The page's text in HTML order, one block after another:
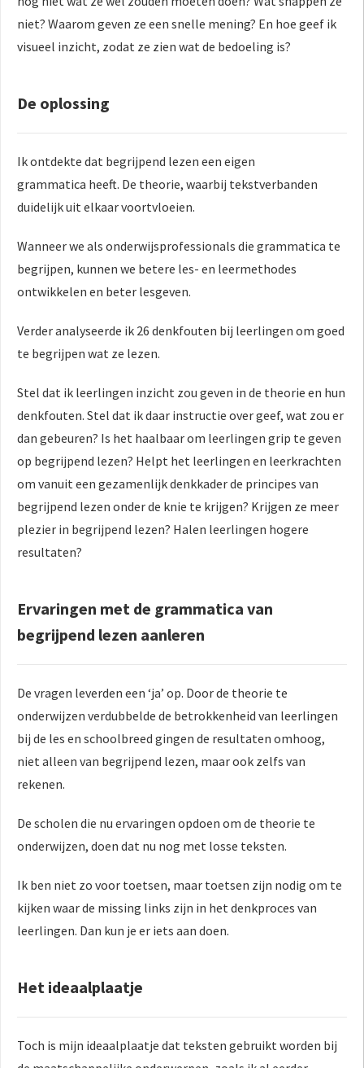
niet? Waarom geven ze een snelle mening? En hoe geef ik
visueel inzicht, zodat ze zien wat de bedoeling is?
De oplossing
Ik ontdekte dat begrijpend lezen een eigen
grammatica heeft. De theorie, waarbij tekstverbanden
duidelijk uit elkaar voortvloeien.
Wanneer we als onderwijsprofessionals die grammatica te
begrijpen, kunnen we betere les- en leermethodes
ontwikkelen en beter lesgeven.
Verder analyseerde ik 26 denkfouten bij leerlingen om goed
te begrijpen wat ze lezen.
Stel dat ik leerlingen inzicht zou geven in de theorie en hun
denkfouten. Stel dat ik daar instructie over geef, wat zou er
dan gebeuren? Is het haalbaar om leerlingen grip te geven
op begrijpend lezen? Helpt het leerlingen en leerkrachten
om vanuit een gezamenlijk denkkader de principes van
begrijpend lezen onder de knie te krijgen? Krijgen ze meer
plezier in begrijpend lezen? Halen leerlingen hogere
resultaten?
Ervaringen met de grammatica van
begrijpend lezen aanleren
De vragen leverden een ‘ja’ op. Door de theorie te
onderwijzen verdubbelde de betrokkenheid van leerlingen
bij de les en schoolbreed gingen de resultaten omhoog,
niet alleen van begrijpend lezen, maar ook zelfs van
rekenen.
De scholen die nu ervaringen opdoen om de theorie te
onderwijzen, doen dat nu nog met losse teksten.
Ik ben niet zo voor toetsen, maar toetsen zijn nodig om te
kijken waar de missing links zijn in het denkproces van
leerlingen. Dan kun je er iets aan doen.
Het ideaalplaatje
Toch is mijn ideaalplaatje dat teksten gebruikt worden bij